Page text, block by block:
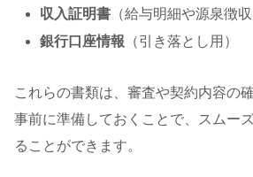
収入証明書 （給与明細や源泉徴収
銀行口座情報 （引き落とし用）
これらの書類は、審査や契約内容の
事前に準備しておくことで、スムー
ることができます。